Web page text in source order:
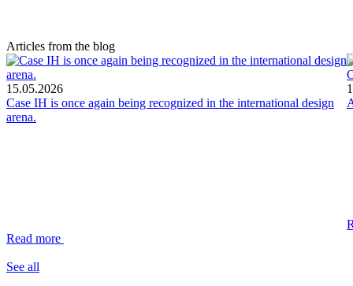
Articles from the blog
15.05.2026
Case IH is once again being recognized in the international design
arena.
Read more
See all